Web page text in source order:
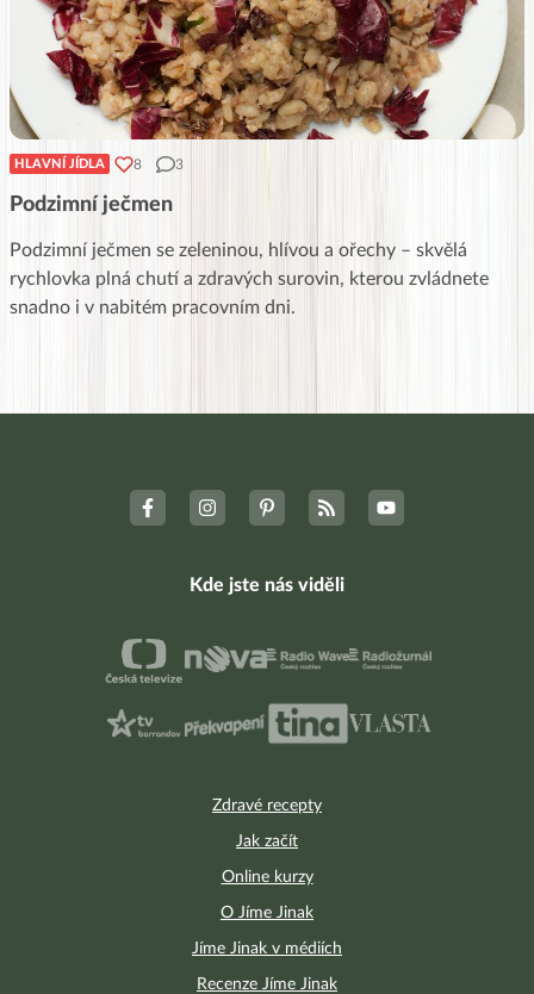
HLAVNÍ JÍDLA 8 3
Podzimní ječmen
Podzimní ječmen se zeleninou, hlívou a ořechy – skvělá
rychlovka plná chutí a zdravých surovin, kterou zvládnete
snadno i v nabitém pracovním dni.
Zdravé recepty
Jak začít
Online kurzy
O Jíme Jinak
Jíme Jinak v médiích
Recenze Jíme Jinak
Kde jste nás viděli